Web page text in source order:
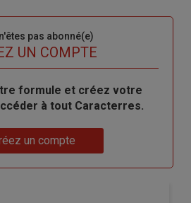
pas abonné(e)
UN COMPTE
formule et créez votre
à tout Caracterres.
un compte